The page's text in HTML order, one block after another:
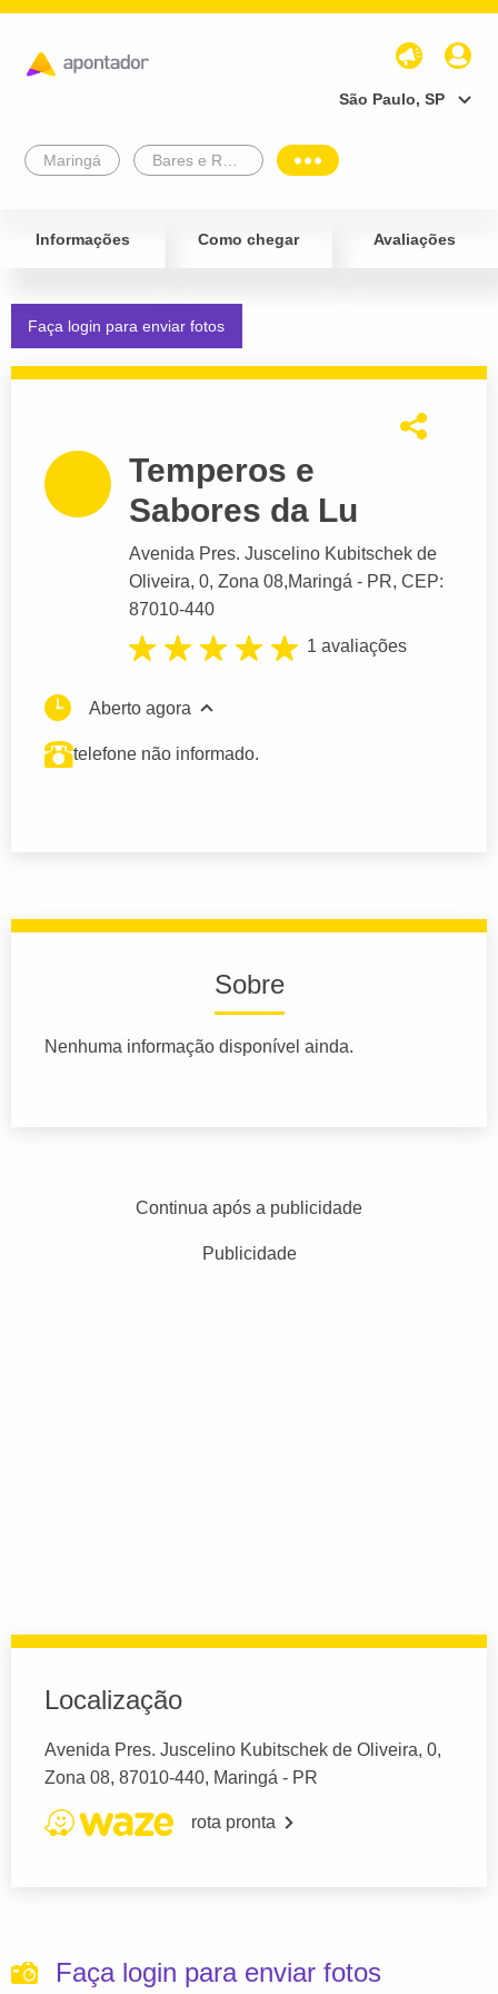
São Paulo, SP
Maringá
Informações Como chegar Avaliações
Faça login para enviar fotos
Temperos e
Sabores da Lu
Avenida Pres. Juscelino Kubitschek de
Oliveira, 0, Zona 08,Maringá - PR, CEP:
87010-440
1 avaliações
Aberto agora
telefone não informado.
Sobre
Nenhuma informação disponível ainda.
Continua após a publicidade
Publicidade
Localização
Avenida Pres. Juscelino Kubitschek de Oliveira, 0,
Zona 08, 87010-440, Maringá - PR
rota pronta
Faça login para enviar fotos